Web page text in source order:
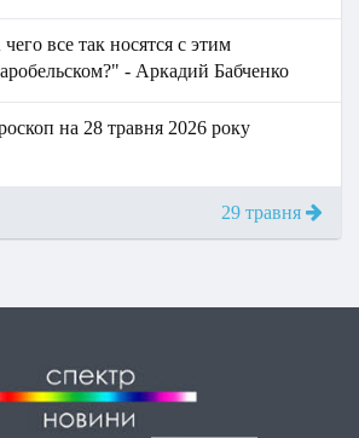
все так носятся с этим
- Аркадий Бабченко
на 28 травня 2026 року
29 травня